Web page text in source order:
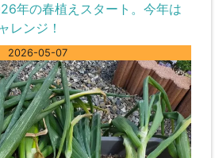
年の春植えスタート。今年は
レンジ！
2026-05-07